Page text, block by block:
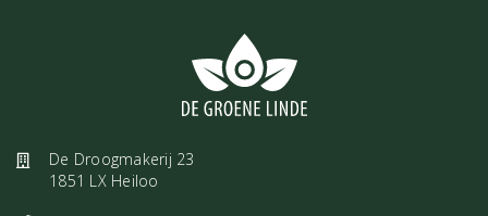
De Droogmakerij 23
1851 LX Heiloo